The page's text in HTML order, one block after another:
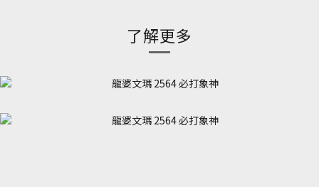
了解更多